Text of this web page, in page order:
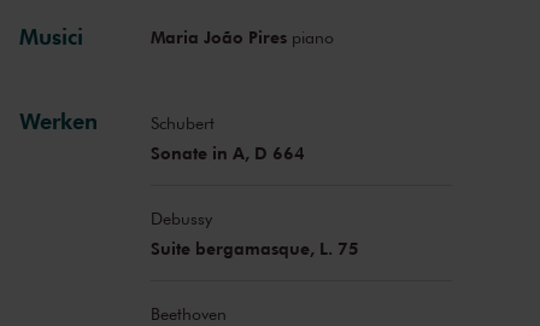
Musici Maria João Pirespiano
Werken Schubert
Sonate in A, D 664
Debussy
Suite bergamasque, L. 75
Beethoven